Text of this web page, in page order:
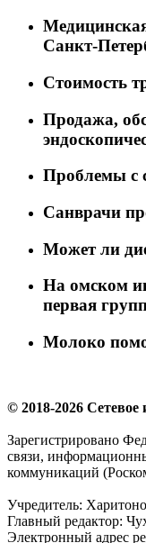
Санкт-
Стоимость
Продажа,
Проблемы с
Санврачи
Может ли
На омском
первая
Молоко
© 2018-2026 Сетевое
Зарегистрировано
связи,
коммуникаций
Учредитель:
Главный редактор:
Электронный адрес